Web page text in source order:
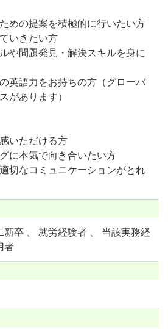
めの提案を積極的に行いたい方
いきたい方
や問題発見・解決スキルを身に
英語力をお持ちの方（グローバ
があります）
いただける方
に本気で向き合いたい方
切なコミュニケーションがとれ
卒 、 就労経験者 、 当該実務経
者